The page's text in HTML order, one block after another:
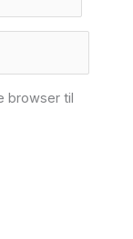
browser til